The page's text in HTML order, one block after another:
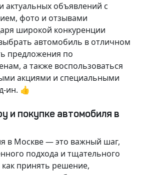
актуальных объявлений с
фото и отзывами
широкой конкуренции
автомобиль в отличном
предложения по
а также воспользоваться
акциями и специальными
ин. 👍
и покупке автомобиля в
в Москве — это важный шаг,
подхода и тщательного
принять решение,